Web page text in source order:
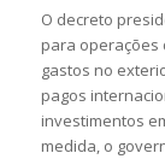
O decreto
para operações
gastos no
pagos
investimentos
medida, o